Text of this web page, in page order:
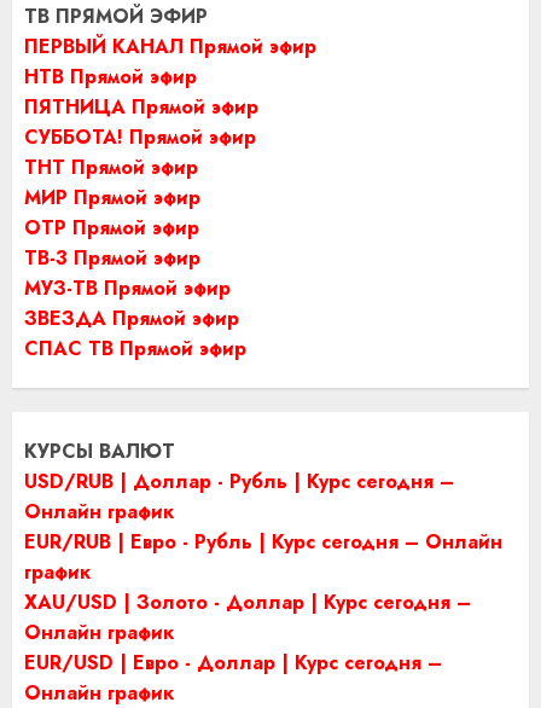
ТВ ПРЯМОЙ ЭФИР
ПЕРВЫЙ КАНАЛ Прямой эфир
НТВ Прямой эфир
ПЯТНИЦА Прямой эфир
СУББОТА! Прямой эфир
ТНТ Прямой эфир
МИР Прямой эфир
ОТР Прямой эфир
ТВ-3 Прямой эфир
МУЗ-ТВ Прямой эфир
ЗВЕЗДА Прямой эфир
СПАС ТВ Прямой эфир
КУРСЫ ВАЛЮТ
USD/RUB | Доллар - Рубль | Курс сегодня –
Онлайн график
EUR/RUB | Евро - Рубль | Курс сегодня – Онлайн
график
XAU/USD | Золото - Доллар | Курс сегодня –
Онлайн график
EUR/USD | Евро - Доллар | Курс сегодня –
Онлайн график